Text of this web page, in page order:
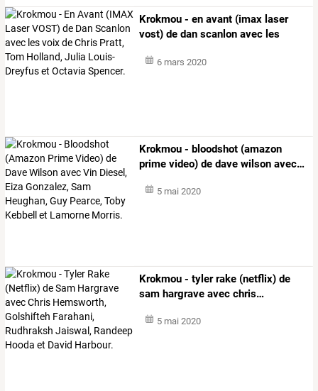
Krokmou - en avant (imax laser
vost) de dan scanlon avec les
6 mars 2020
Krokmou - bloodshot (amazon
prime video) de dave wilson avec…
5 mai 2020
Krokmou - tylerrake (netflix) de
sam hargrave avec chris…
5 mai 2020